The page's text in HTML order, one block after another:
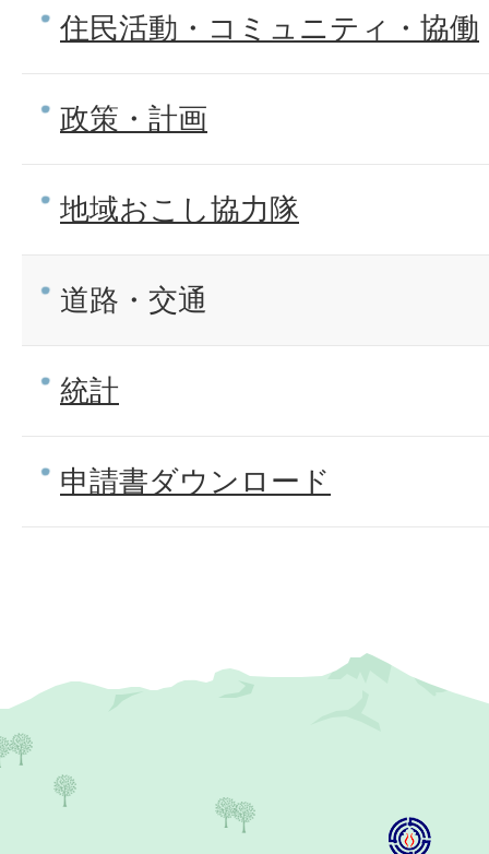
住民活動・コミュニティ・協働
政策・計画
地域おこし協力隊
道路・交通
統計
申請書ダウンロード